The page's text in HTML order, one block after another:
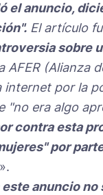
el anuncio,
El artículo
sobre
(Alianza
por la
"no era algo
contra esta
por
».
anuncio